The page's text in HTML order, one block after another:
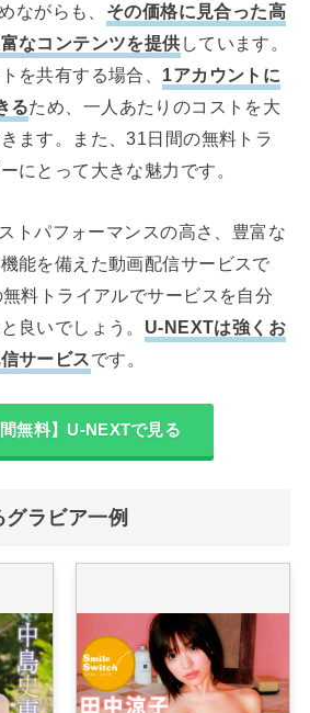
ながらも、 その価格に見合った高
なコンテンツを提供 しています。
を共有する場合、 1アカウントに
るため、一人あたりのコストを大
ます。また、31日間の無料トラ
にとって大きな魅力です。
トパフォーマンスの高さ、豊富な
能を備えた動画配信サービスで
料トライアルでサービスを自分
良いでしょう。 U-NEXTは強くお
サービスです。
間無料】U-NEXTで見る
ラビア一例